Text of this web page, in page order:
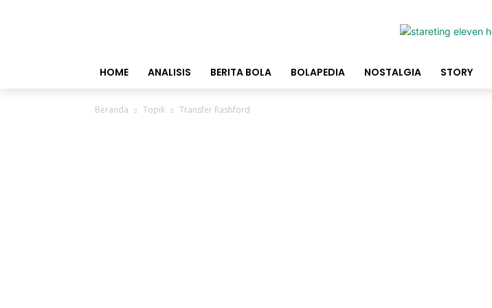
HOME ANALISIS BERITA BOLA BOLAPEDIA NOSTALGIA STORY
Beranda Topik Transfer Rashford